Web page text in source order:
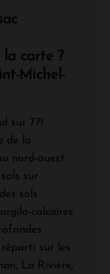
la carte ?
Michel-
sur 771
de la
nord-ouest
sur
sols
calcaires
réparti sur les
La Rivière,